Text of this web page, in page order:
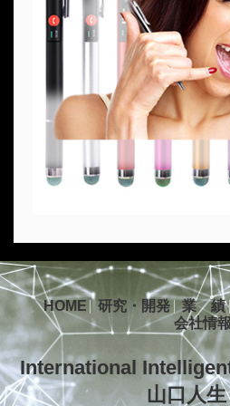
HOME 研究・開発 業 績
会社情
International
山口人